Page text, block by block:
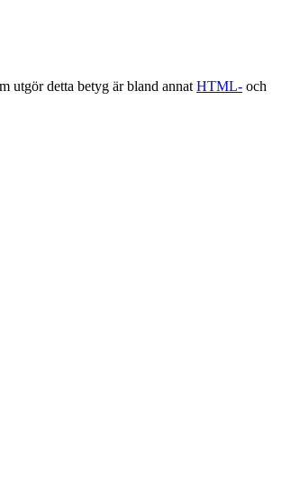
utgör detta betyg är bland annat HTML- och